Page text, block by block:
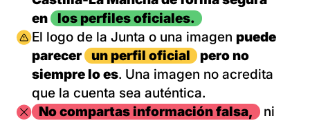
en
los perfiles oficiales.
Imagen
El logo de la Junta o una imagen puede
parecer
un perfil oficial
pero no
siempre lo es. Una imagen no acredita
que la cuenta sea auténtica.
ImagenNo compartas información falsa,
ni